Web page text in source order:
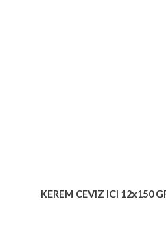
KEREM CEVIZ ICI 12x150